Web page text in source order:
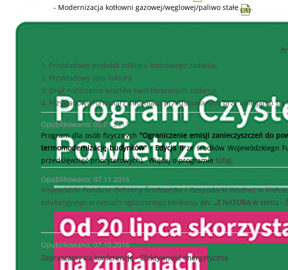
- Modernizacja kotłowni gazowej/węglowej/paliwo stałe .
1. Przykładowy protokół odbioru końcowego zadania.
2. Przykładowy opis faktury.
3. Druk rozliczenia kosztów kwalifikowanych zadania.
4. Przykładowy Formularz informacji przedstawianych przy ubieganiu
Opublikowano: 05.01.2017
Program dla osób fizycznych "Ograniczenie emisji zanieczyszczeń do
termomodernizację budynków" - Edycja II ze środków Wojewódzkiego
przedsięwzięć priorytetowych). Więcej o programie tutaj.
Opublikowano: 07.11.2016
Wojewódzki Fundusz Ochrony Środowiska i Gospodarki Wodnej w
edukacyjnego w ramach ogłoszonego konkursu pn. „Z NATURĄ w sercu -
Opublikowano: 07.10.2016
Zapraszamy na konferencję - Efektywność energetyczna